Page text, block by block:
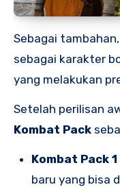
Sebagai tambahan,
sebagai karakter
yang melakukan
Setelah perilisan
Kombat Pack
Kombat Pack 1
baru yang bisa